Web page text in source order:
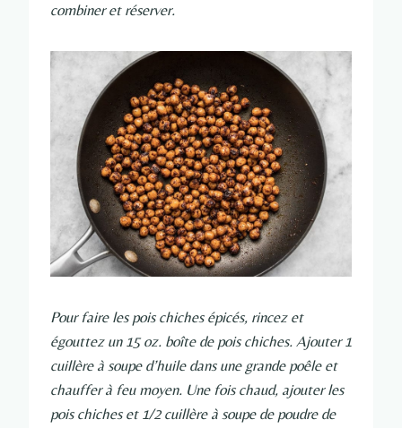
combiner et réserver.
Pour faire les pois chiches épicés, rincez et
égouttez un 15 oz. boîte de pois chiches. Ajouter 1
cuillère à soupe d’huile dans une grande poêle et
chauffer à feu moyen. Une fois chaud, ajouter les
pois chiches et 1/2 cuillère à soupe de poudre de